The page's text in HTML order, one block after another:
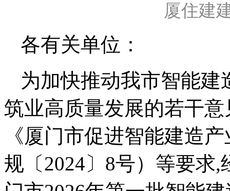
厦住建
各有关单位：
为加快推动我市智能
筑业高质量发展的若干
《厦门市促进智能建造
规〔2024〕8号）等要求